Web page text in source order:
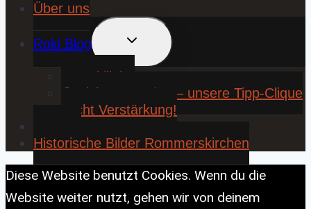
Über uns
Roki Blog
UNTERMENÜ
UMSCHALTEN
❤️ Rokiliebe
⚽ KickStart 25/26 – unsere Tipp-Clique
sucht Verstärkung!
Historische Bilder Rommerskirchen
Diese Website benutzt Cookies. Wenn du die
Website weiter nutzt, gehen wir von deinem